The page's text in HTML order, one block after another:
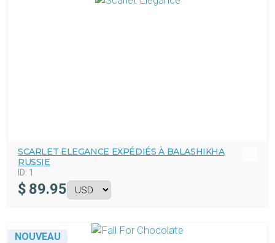
SCARLET ELEGANCE EXPÉDIÉS À BALASHIKHA
RUSSIE
ID: 1
$ 89.95
NOUVEAU